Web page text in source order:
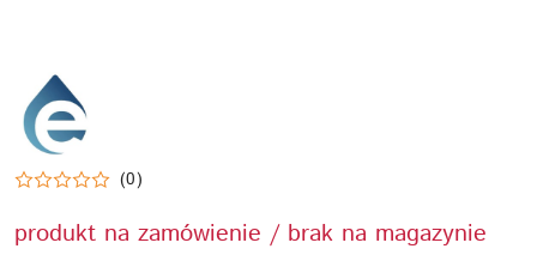
EMAUX-
LOGO
(0)
produkt na zamówienie / brak na magazynie